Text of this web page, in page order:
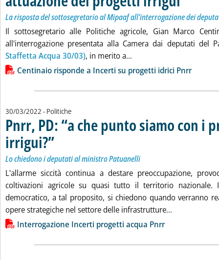
La risposta del sottosegretario al Mipaaf all'interrogazione dei
Il sottosegretario alle Politiche agricole, Gian Marco
all'interrogazione presentata alla Camera dai deputati del
Staffetta Acqua 30/03), in merito a...
Lista allegati PDF alla notizia
Centinaio risponde a Incerti su progetti idrici Pnrr
30/03/2022 - Politiche
Pnrr, PD: “a che punto siamo con i
irrigui?”. Sottotitolo: Lo chiedono i deputati al ministro Patuanelli
. Pubblicata mercoledì 30 marzo 2022 alle 17.23.
Lo chiedono i deputati al ministro Patuanelli
L'allarme siccità continua a destare preoccupazione,
coltivazioni agricole su quasi tutto il territorio nazionale.
democratico, a tal proposito, si chiedono quando verranno
opere strategiche nel settore delle infrastrutture...
Lista allegati PDF alla notizia
Interrogazione Incerti progetti acqua Pnrr